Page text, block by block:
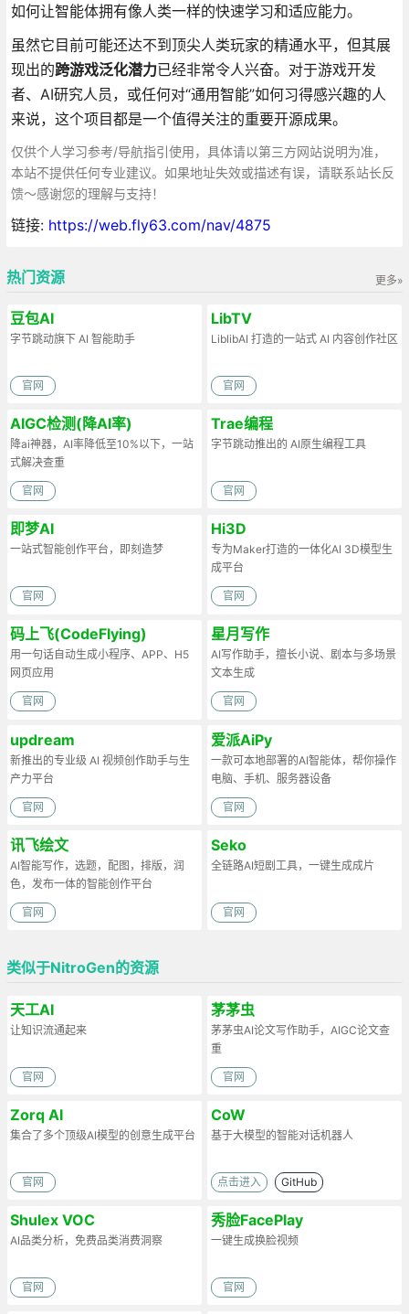
如何让智能体拥有像人类一样的快速学习和适应能力。
虽然它目前可能还达不到顶尖人类玩家的精通水平，但其展
现出的跨游戏泛化潜力已经非常令人兴奋。对于游戏开发
者、AI研究人员，或任何对“通用智能”如何习得感兴趣的人
来说，这个项目都是一个值得关注的重要开源成果。
仅供个人学习参考/导航指引使用，具体请以第三方网站说明为准，
本站不提供任何专业建议。如果地址失效或描述有误，请联系站长反
馈～感谢您的理解与支持！
链接: https://web.fly63.com/nav/4875
更多»
热门资源
豆包AI
字节跳动旗下 AI 智能助手
官网
LibTV
LiblibAI 打造的一站式 AI 内容创作社区
官网
AIGC检测(降AI率)
降ai神器，AI率降低至10%以下，一站
式解决查重
官网
Trae编程
字节跳动推出的 AI原生编程工具
官网
即梦AI
一站式智能创作平台，即刻造梦
官网
Hi3D
专为Maker打造的一体化AI 3D模型生
成平台
官网
码上飞(CodeFlying)
用一句话自动生成小程序、APP、H5
网页应用
官网
星月写作
AI写作助手，擅长小说、剧本与多场景
文本生成
官网
updream
新推出的专业级 AI 视频创作助手与生
产力平台
官网
爱派AiPy
一款可本地部署的AI智能体，帮你操作
电脑、手机、服务器设备
官网
讯飞绘文
AI智能写作，选题，配图，排版，润
色，发布一体的智能创作平台
官网
Seko
全链路AI短剧工具，一键生成成片
官网
类似于NitroGen的资源
天工AI
让知识流通起来
官网
茅茅虫
茅茅虫AI论文写作助手，AIGC论文查
重
官网
Zorq AI
集合了多个顶级AI模型的创意生成平台
官网
CoW
基于大模型的智能对话机器人
点击进入 GitHub
Shulex VOC
AI品类分析，免费品类消费洞察
官网
秀脸FacePlay
一键生成换脸视频
官网